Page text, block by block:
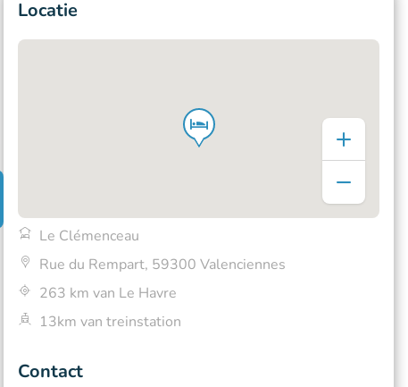
Locatie
Le Clémenceau
Rue du Rempart, 59300 Valenciennes
263 km van Le Havre
13km van treinstation
Contact